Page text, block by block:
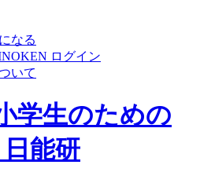
なる
ログイン
いて